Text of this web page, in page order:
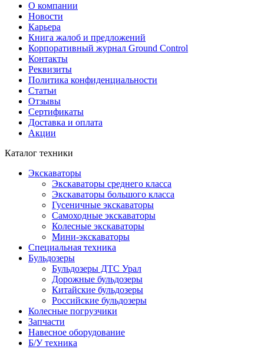
О компании
Новости
Карьера
Книга жалоб и предложений
Корпоративный журнал Ground Control
Контакты
Реквизиты
Политика конфиденциальности
Статьи
Отзывы
Сертификаты
Доставка и оплата
Акции
Каталог техники
Экскаваторы
Экскаваторы среднего класса
Экскаваторы большого класса
Гусеничные экскаваторы
Самоходные экскаваторы
Колесные экскаваторы
Мини-экскаваторы
Специальная техника
Бульдозеры
Бульдозеры ДТС Урал
Дорожные бульдозеры
Китайские бульдозеры
Российские бульдозеры
Колесные погрузчики
Запчасти
Навесное оборудование
Б/У техника